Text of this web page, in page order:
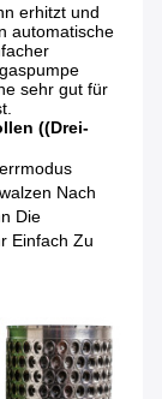
erhitzt und
automatische
sehr gut für
((Drei-
Nach
Die
Einfach Zu